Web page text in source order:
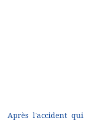
Après l'accident